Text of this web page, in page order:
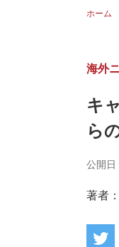
ホーム
海外
キ
ら
公開日
著者